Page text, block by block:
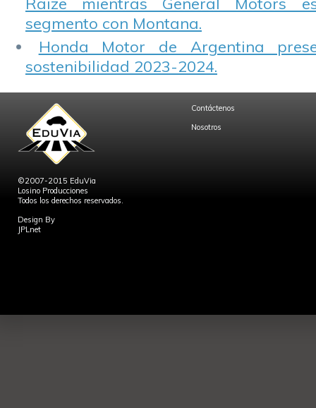
segmento con Montana.
Honda Motor de Argentina
sostenibilidad 2023-2024.
©2007-2015 EduVia
Losino Producciones
Todos los derechos reservados.
Design By
JPLnet
Contáctenos
Nosotros